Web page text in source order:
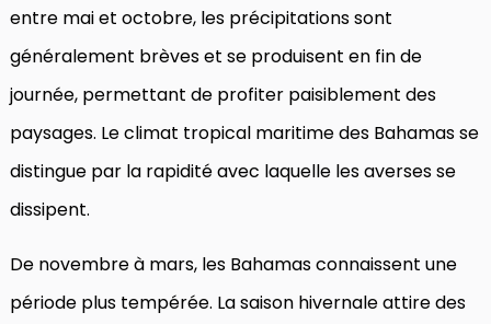
entre mai et octobre, les précipitations sont
généralement brèves et se produisent en fin de
journée, permettant de profiter paisiblement des
paysages. Le climat tropical maritime des Bahamas se
distingue par la rapidité avec laquelle les averses se
dissipent.
De novembre à mars, les Bahamas connaissent une
période plus tempérée. La saison hivernale attire des